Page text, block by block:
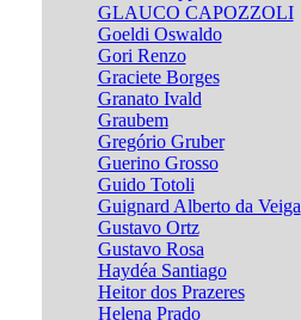
GLAUCO CAPOZZOLI
Goeldi Oswaldo
Gori Renzo
Graciete Borges
Granato Ivald
Graubem
Gregório Gruber
Guerino Grosso
Guido Totoli
Guignard Alberto da Veiga
Gustavo Ortz
Gustavo Rosa
Haydéa Santiago
Heitor dos Prazeres
Helena Prado